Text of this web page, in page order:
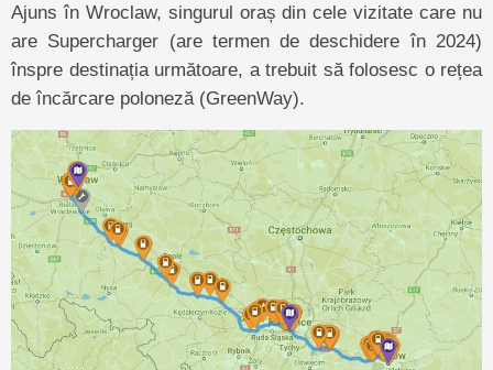
Ajuns în Wroclaw, singurul oraș din cele vizitate care nu
are Supercharger (are termen de deschidere în 2024)
înspre destinația următoare, a trebuit să folosesc o rețea
de încărcare poloneză (GreenWay).